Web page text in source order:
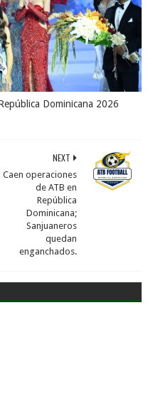
Dominicana 2026
NEXT
Caen operaciones
de ATB en
República
Dominicana;
Sanjuaneros
quedan
enganchados.